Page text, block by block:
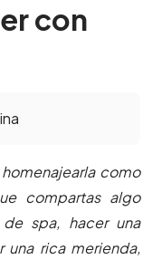
con
como
compartas algo
spa, hacer una
rica merienda,